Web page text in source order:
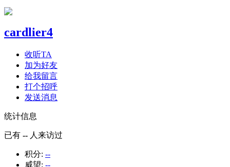
cardlier4
收听TA
加为好友
给我留言
打个招呼
发送消息
统计信息
已有 -- 人来访过
积分: --
威望: --